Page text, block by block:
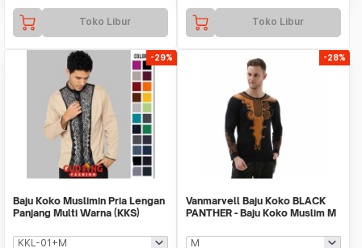
Toko Libur Toko Libur
-29%
Baju Koko Muslimin Pria Lengan
Panjang Multi Warna (KKS)
-28%
Vanmarvell Baju Koko BLACK
PANTHER - Baju Koko Muslim M